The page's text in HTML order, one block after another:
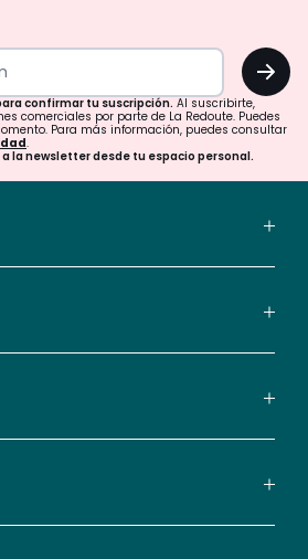
tu
para
confirmar
tu
suscripción.
aceptas
comerciales
personalizadas
parte
Redoute.
OK
confirmar tu suscripción. Al suscribirte,
comerciales por parte de La Redoute. Puedes
Para más información, puedes consultar
.
la newsletter desde tu espacio personal.